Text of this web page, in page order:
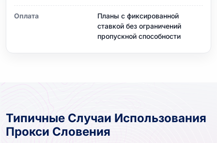
Оплата
Планы с фиксированной
ставкой без ограничений
пропускной способности
Типичные Случаи Использования
Прокси Словения